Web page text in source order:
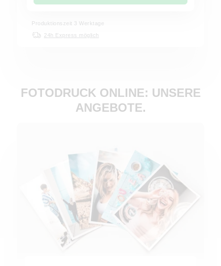
Produktionszeit 3 Werktage
24h Express möglich
FOTODRUCK ONLINE: UNSERE
ANGEBOTE.